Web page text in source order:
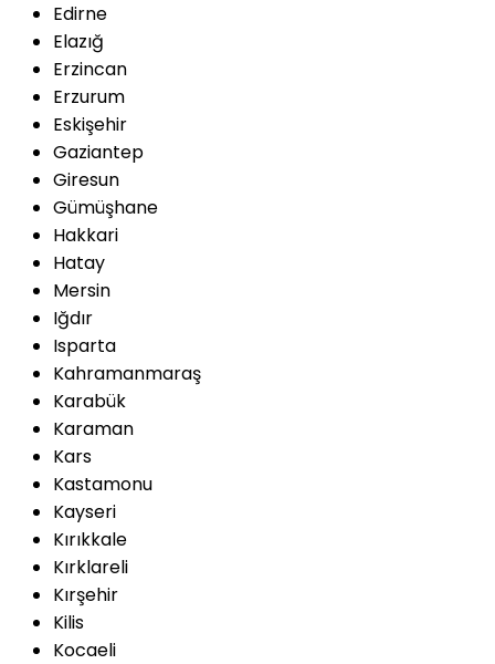
Edirne
Elazığ
Erzincan
Erzurum
Eskişehir
Gaziantep
Giresun
Gümüşhane
Hakkari
Hatay
Mersin
Iğdır
Isparta
Kahramanmaraş
Karabük
Karaman
Kars
Kastamonu
Kayseri
Kırıkkale
Kırklareli
Kırşehir
Kilis
Kocaeli